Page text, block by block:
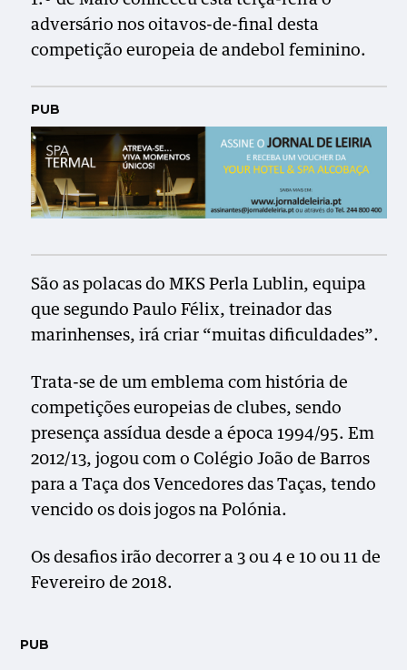
adversário nos oitavos-de-final desta
competição europeia de andebol feminino.
PUB
São as polacas do MKS Perla Lublin, equipa
que segundo Paulo Félix, treinador das
marinhenses, irá criar “muitas dificuldades”.
Trata-se de um emblema com história de
competições europeias de clubes, sendo
presença assídua desde a época 1994/95. Em
2012/13, jogou com o Colégio João de Barros
para a Taça dos Vencedores das Taças, tendo
vencido os dois jogos na Polónia.
Os desafios irão decorrer a 3 ou 4 e 10 ou 11 de
Fevereiro de 2018.
PUB